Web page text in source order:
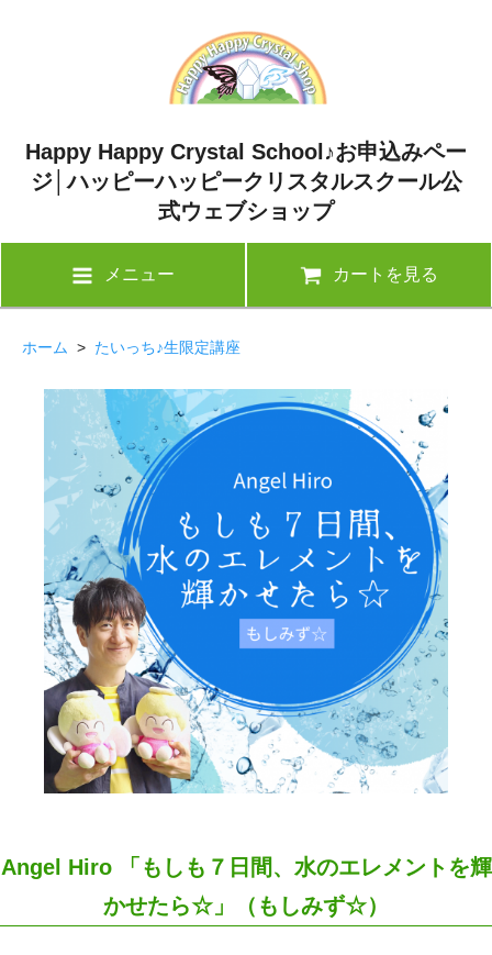
Happy Happy Crystal School♪お申込みペー
ジ│ハッピーハッピークリスタルスクール公
式ウェブショップ
メニュー カートを見る
ホーム > たいっち♪生限定講座
Angel Hiro 「もしも７日間、水のエレメントを輝
かせたら☆」（もしみず☆）